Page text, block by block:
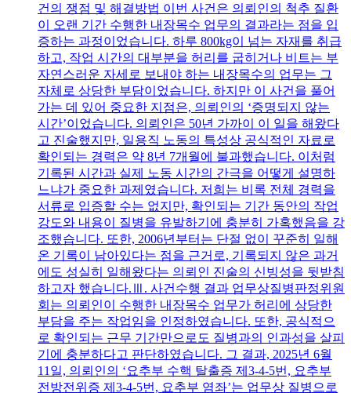
건의 쟁점 및 해결방법 이번 사건은 의뢰인의 척추 질환
이 오랜 기간 수행한 내장목수 업무의 결과라는 점을 입
증하는 과정이었습니다. 하루 800kg이 넘는 자재를 취급
하고, 작업 시간의 대부분을 허리를 굽히거나 비트는 부
자연스러운 자세로 보내야 하는 내장목수의 업무는 그
자체로 상당한 부담이었습니다. 하지만 이 사건을 풀어
가는 데 있어 중요한 지점은, 의뢰인의 ‘증명되지 않는
시간’이었습니다. 의뢰인은 50년 가까이 이 일을 해왔다
고 진술했지만, 일용직 노동의 특성상 공식적인 자료로
확인되는 경력은 약 8년 7개월에 불과했습니다. 이처럼
기록된 시간과 실제 노동 시간의 간극을 어떻게 설명하
느냐가 중요한 과제였습니다. 저희는 비록 전체 경력을
서류로 입증할 수는 없지만, 확인되는 기간 동안의 작업
강도와 내용이 질병을 유발하기에 충분히 가혹했음을 강
조했습니다. 또한, 2006년부터는 단절 없이 꾸준히 일해
온 기록이 남아있다는 점을 근거로, 기록되지 않은 과거
에도 성실히 일해왔다는 의뢰인 진술의 신빙성을 뒷받침
하고자 했습니다.Ⅲ. 사건수행 결과 업무상질병판정위원
회는 의뢰인이 수행한 내장목수 업무가 허리에 상당한
부담을 주는 작업임을 인정하였습니다. 또한, 공식적으
로 확인되는 근무 기간만으로도 질병과의 인과성을 살피
기에 충분하다고 판단하였습니다. 그 결과, 2025년 6월
11일, 의뢰인의 ‘요추부 수핵 탈출증 제3-4-5번, 요추부
전방전위증 제3-4-5번, 요추부 염좌’는 업무상 질병으로